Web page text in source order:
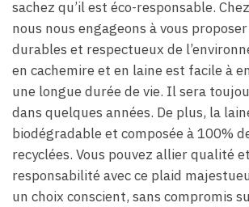
sachez qu’il est éco-responsable.
nous nous engageons à vous
durables et respectueux de
en cachemire et en laine est facile à
une longue durée de vie. Il sera
dans quelques années. De plus, la
biodégradable et composée à 100%
recyclées. Vous pouvez allier qualité
responsabilité avec ce plaid
un choix conscient, sans compromis